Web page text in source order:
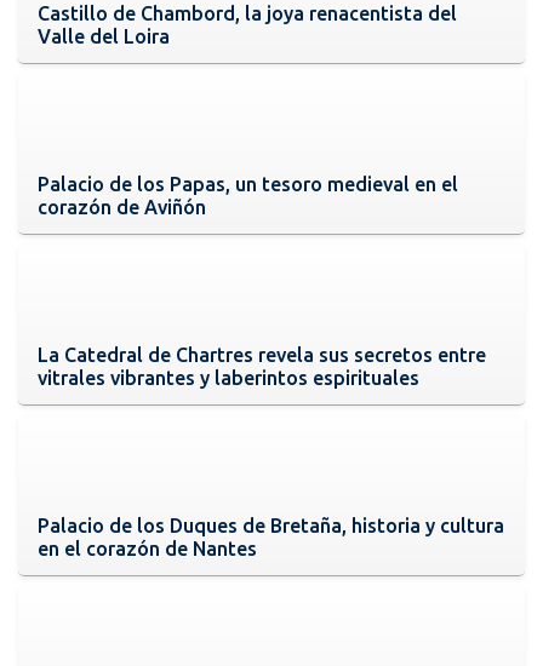
Castillo de Chambord, la joya renacentista del
Valle del Loira
Palacio de los Papas, un tesoro medieval en el
corazón de Aviñón
La Catedral de Chartres revela sus secretos entre
vitrales vibrantes y laberintos espirituales
Palacio de los Duques de Bretaña, historia y cultura
en el corazón de Nantes